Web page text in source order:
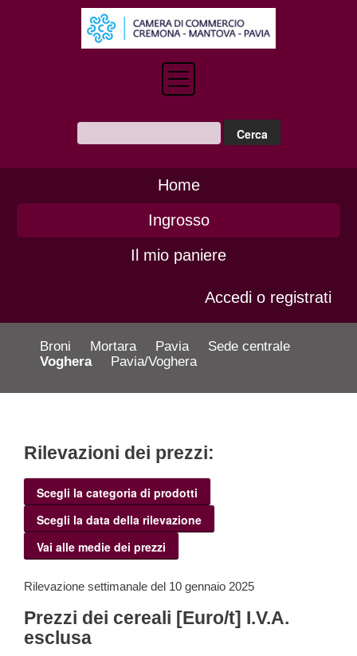
Home
Ingrosso
Il mio paniere
Accedi o registrati
Broni Mortara Pavia
Sede centrale
Voghera
Pavia/Voghera
Rilevazioni dei prezzi:
Scegli la categoria di prodotti
Scegli la data della rilevazione
Vai alle medie dei prezzi
Rilevazione settimanale del 10 gennaio 2025
Prezzi dei cereali [Euro/t] I.V.A.
esclusa